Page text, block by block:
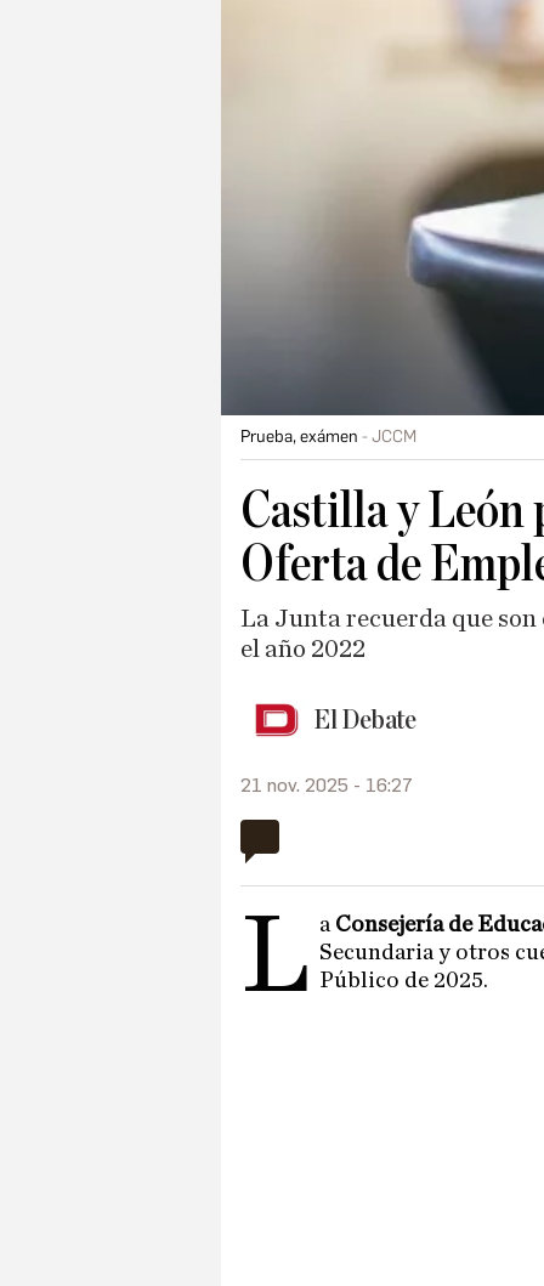
Prueba, exámen JCCM
Castilla y León
Oferta de
La Junta recuerda que
el año 2022
El Debate
21 nov. 2025 - 16:27
L a Consejería de
Secundaria y otros
Público de 2025.